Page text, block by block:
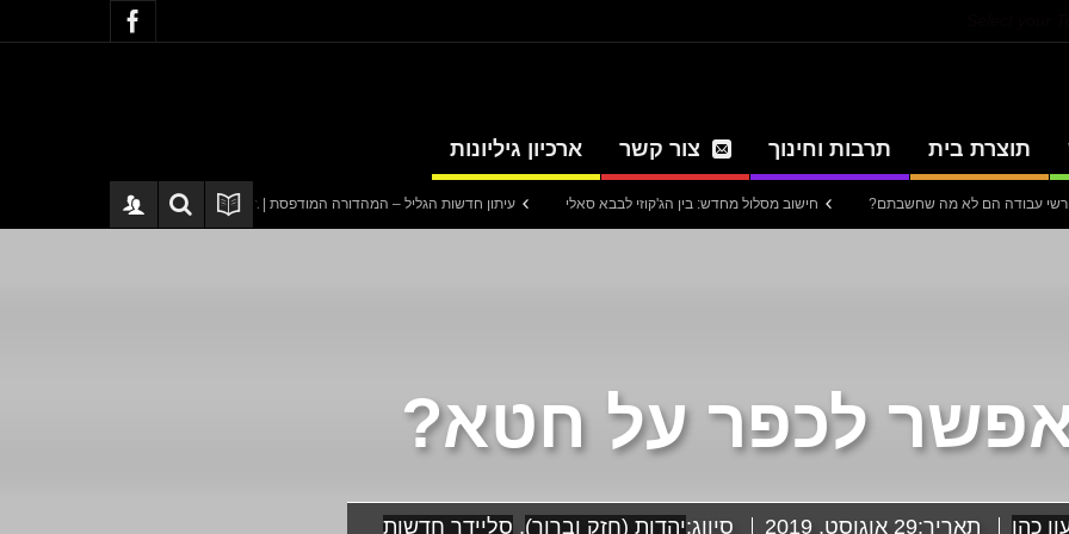
תוצרת בית תרבות וחינוך צור קשר ארכיון גיליונות
חישוב מסלול מחדש: בין הג'קוזי לבבא סאלי עיתון חדשות הגליל – המהדורה המודפסת | גליון 940 סערה בתיק להנגהל: עבודות שירות
לכפר על חטא?
כהן תאריך:29 אוגוסט, 2019 סיווג:יהדות (חזק וברוך), סליידר חדשות